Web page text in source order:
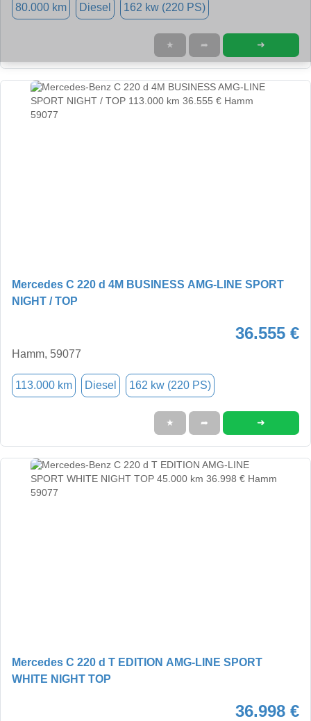
80.000 km Diesel 162 kw (220 PS)
★ ➦ ➜
Mercedes C 220 d 4M BUSINESS AMG-LINE SPORT
NIGHT / TOP
36.555 €
Hamm, 59077
113.000 km Diesel 162 kw (220 PS)
★ ➦ ➜
Mercedes C 220 d T EDITION AMG-LINE SPORT
WHITE NIGHT TOP
36.998 €